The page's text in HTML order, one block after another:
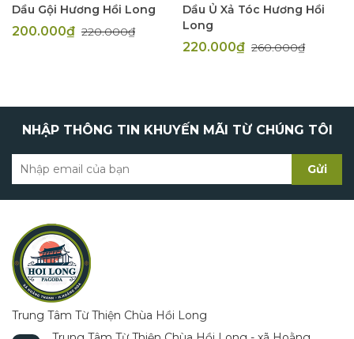
✔️ Cháy đều,không đậu tàn
✔️ Phù hợp dùng lâu dài trong không gian kín
🧘‍♀️ Công dụng của hương
bài thảo dược
🔸 Trong thờ cúng – tâm linh
Dâng hương bàn thờ Phật, gia tiên
Tạo không gian trang nghiêm, thanh tịnh
Dầu Gội Hương Hồi Long
200.000₫ 220.000₫
Dầu Ủ Xả Tóc Hương Hồi
Long
220.000₫ 260.000₫
NHẬP THÔNG TIN KHUYẾN MÃI TỪ CHÚNG TÔI
Gửi
Trung Tâm Từ Thiện Chùa Hồi Long